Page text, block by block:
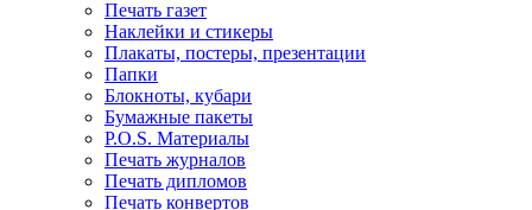
Печать газет
Наклейки и стикеры
Плакаты, постеры, презентации
Папки
Блокноты, кубари
Бумажные пакеты
P.O.S. Материалы
Печать журналов
Печать дипломов
Печать конвертов